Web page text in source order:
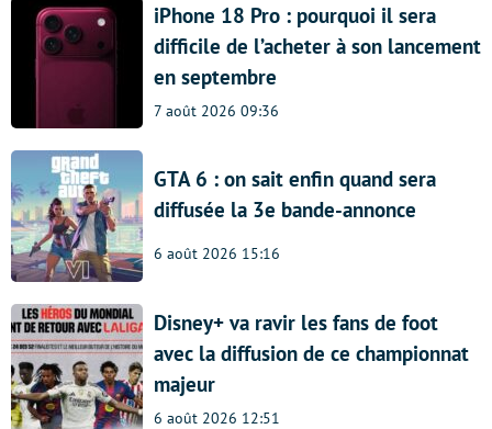
iPhone 18 Pro : pourquoi il sera
difficile de l’acheter à son lancement
en septembre
7 août 2026 09:36
GTA 6 : on sait enfin quand sera
diffusée la 3e bande-annonce
6 août 2026 15:16
Disney+ va ravir les fans de foot
avec la diffusion de ce championnat
majeur
6 août 2026 12:51